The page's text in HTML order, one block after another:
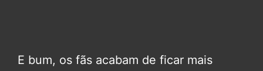
E bum, os fãs acabam de ficar mais